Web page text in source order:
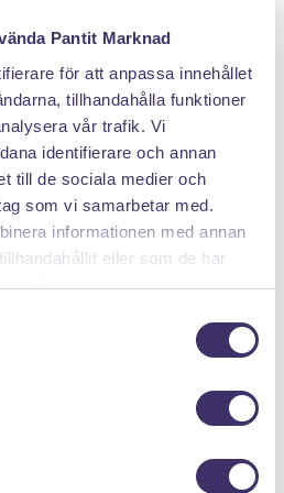
Pantit Marknad
för att anpassa innehållet
tillhandahålla funktioner
vår trafik. Vi
identifierare och annan
till de sociala medier och
som vi samarbetar med.
informationen med annan
eller som de har
deras tjänster.
DU MED PANTIT
en pantpåse